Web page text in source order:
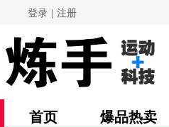
登录 | 注册
首页 爆品热卖